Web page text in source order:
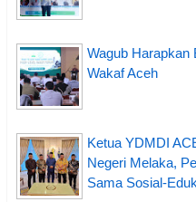
Wagub Harapkan
Wakaf Aceh
Ketua YDMDI
Negeri Melaka,
Sama Sosial-